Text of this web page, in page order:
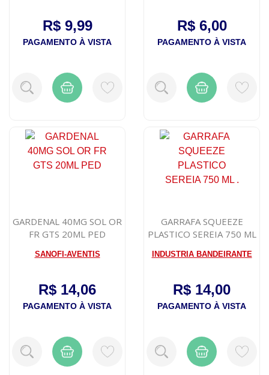
R$ 9,99
PAGAMENTO À VISTA
R$ 6,00
PAGAMENTO À VISTA
GARDENAL 40MG SOL OR
FR GTS 20ML PED
SANOFI-AVENTIS
R$ 14,06
PAGAMENTO À VISTA
GARRAFA SQUEEZE
PLASTICO SEREIA 750 ML
INDUSTRIA BANDEIRANTE
R$ 14,00
PAGAMENTO À VISTA